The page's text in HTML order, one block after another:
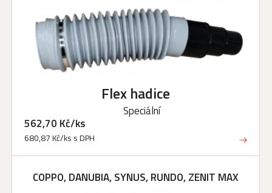
Flex hadice
Speciální
562,70 Kč/ks
680,87 Kč/ks s DPH
COPPO, DANUBIA, SYNUS, RUNDO, ZENIT MAX